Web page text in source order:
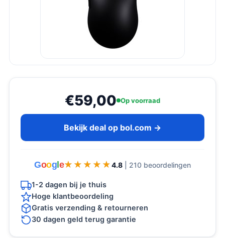
€59,00 Op voorraad
Bekijk deal op bol.com →
Goog e★★★★★
★★★★★ 4.8 | 210 beoordelingen
1-2 dagen bij je thuis
Hoge klantbeoordeling
Gratis verzending & retourneren
30 dagen geld terug garantie